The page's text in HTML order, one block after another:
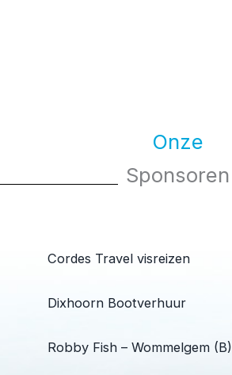
Onze
Sponsoren
Cordes Travel visreizen
Dixhoorn Bootverhuur
Robby Fish – Wommelgem (B)